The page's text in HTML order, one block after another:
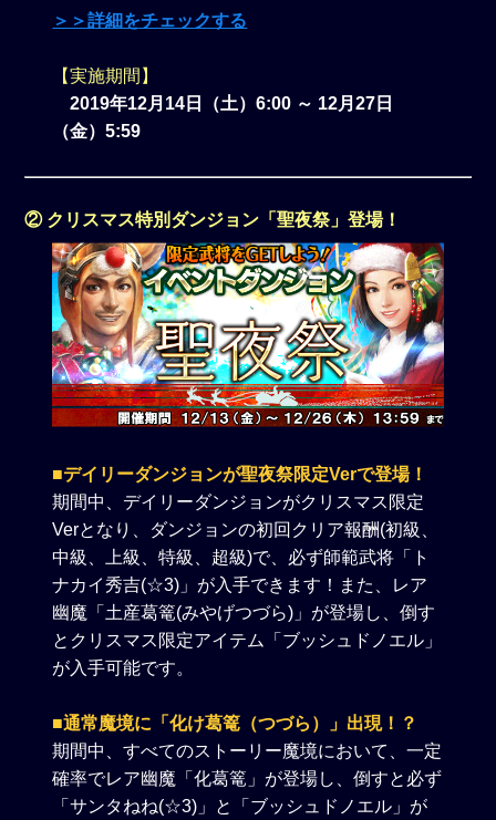
＞＞詳細をチェックする
【実施期間】
2019年12月14日（土）6:00 ～ 12月27日
（金）5:59
② クリスマス特別ダンジョン「聖夜祭」登場！
■デイリーダンジョンが聖夜祭限定Verで登場！
期間中、デイリーダンジョンがクリスマス限定
Verとなり、ダンジョンの初回クリア報酬(初級、
中級、上級、特級、超級)で、必ず師範武将「ト
ナカイ秀吉(☆3)」が入手できます！また、レア
幽魔「土産葛篭(みやげつづら)」が登場し、倒す
とクリスマス限定アイテム「ブッシュドノエル」
が入手可能です。
■通常魔境に「化け葛篭（つづら）」出現！？
期間中、すべてのストーリー魔境において、一定
確率でレア幽魔「化葛篭」が登場し、倒すと必ず
「サンタねね(☆3)」と「ブッシュドノエル」が